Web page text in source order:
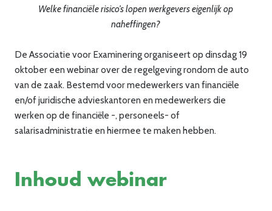
Welke financiële risico’s lopen werkgevers eigenlijk op
naheffingen?
De Associatie voor Examinering organiseert op dinsdag 19
oktober een webinar over de regelgeving rondom de auto
van de zaak. Bestemd voor medewerkers van financiële
en/of juridische advieskantoren en medewerkers die
werken op de financiële -, personeels- of
salarisadministratie en hiermee te maken hebben.
Inhoud webinar